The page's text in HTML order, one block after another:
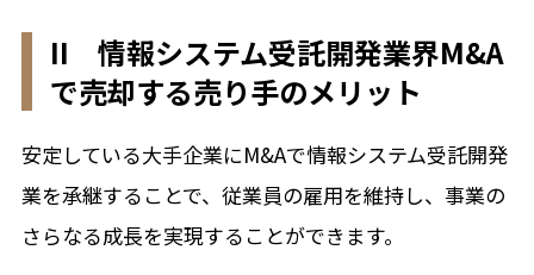
II 情報システム受託開発業界M&A
で売却する売り手のメリット
安定している大手企業にM&Aで情報システム受託開発
業を承継することで、従業員の雇用を維持し、事業の
さらなる成長を実現することができます。